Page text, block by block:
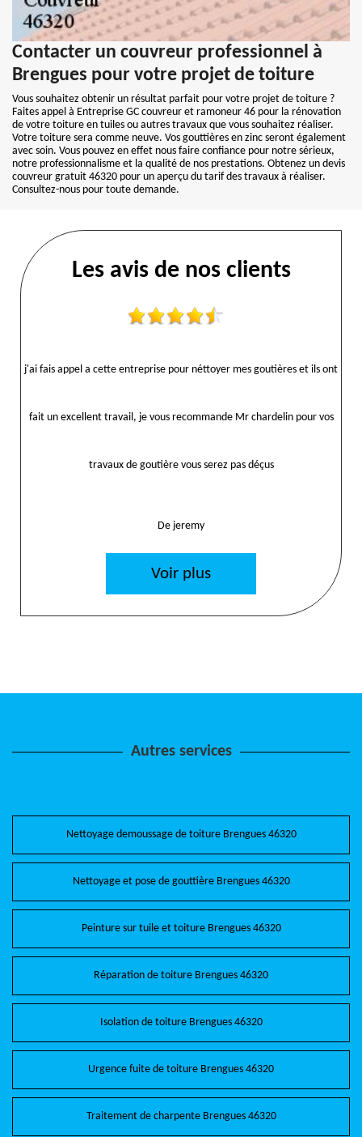
Contacter un couvreur professionnel à
Brengues pour votre projet de toiture
Vous souhaitez obtenir un résultat parfait pour votre projet de toiture ?
Faites appel à Entreprise GC couvreur et ramoneur 46 pour la rénovation
de votre toiture en tuiles ou autres travaux que vous souhaitez réaliser.
Votre toiture sera comme neuve. Vos gouttières en zinc seront également
avec soin. Vous pouvez en effet nous faire confiance pour notre sérieux,
notre professionnalisme et la qualité de nos prestations. Obtenez un devis
couvreur gratuit 46320 pour un aperçu du tarif des travaux à réaliser.
Consultez-nous pour toute demande.
Les avis de nos clients
j'ai fais appel a cette entreprise pour néttoyer mes goutières et ils ont
fait un excellent travail, je vous recommande Mr chardelin pour vos
travaux de goutière vous serez pas déçus
De jeremy
Voir plus
Autres services
Nettoyage demoussage de toiture Brengues 46320
Nettoyage et pose de gouttière Brengues 46320
Peinture sur tuile et toiture Brengues 46320
Réparation de toiture Brengues 46320
Isolation de toiture Brengues 46320
Urgence fuite de toiture Brengues 46320
Traitement de charpente Brengues 46320